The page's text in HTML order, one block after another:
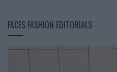
FACES FASHION EDITORIALS